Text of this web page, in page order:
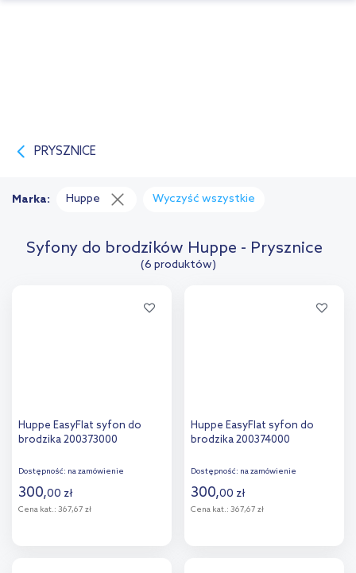
PRYSZNICE
Syfony do brodzików Huppe - Prysznice
(6 produktów)
Marka: Huppe Wyczyść wszystkie
Huppe EasyFlat syfon do
brodzika 200373000
Dostępność: na zamówienie
300,00 zł
Cena kat.: 367,67 zł
Huppe EasyFlat syfon do
brodzika 200374000
Dostępność: na zamówienie
300,00 zł
Cena kat.: 367,67 zł